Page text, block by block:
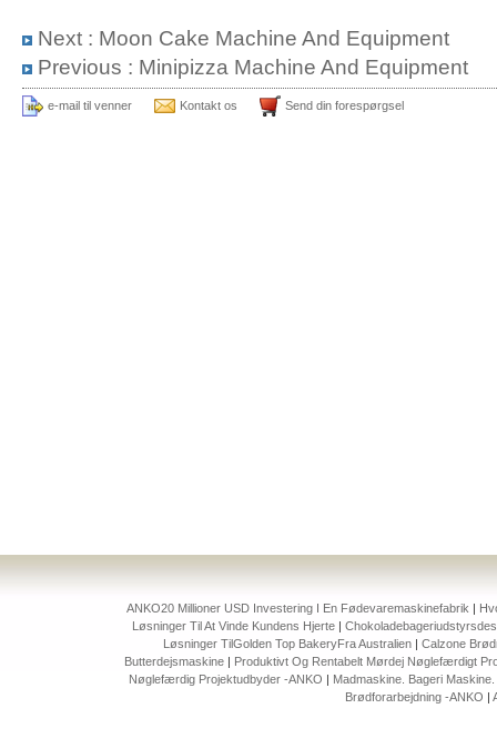
Next : Moon Cake Machine And Equipment
Previous : Minipizza Machine And Equipment
e-mail til venner Kontakt os Send din forespørgsel
ANKO20 Millioner USD Investering I En Fødevaremaskinefabrik |
Løsninger Til At Vinde Kundens Hjerte |
Løsninger TilGolden Top BakeryFra Australien |Calzone
Butterdejsmaskine | Produktivt Og Rentabelt Mørdej Nøglefærdigt
Nøglefærdig Projektudbyder -ANKO | Madmaskine. Bageri
Brødforarbejdning -ANKO |